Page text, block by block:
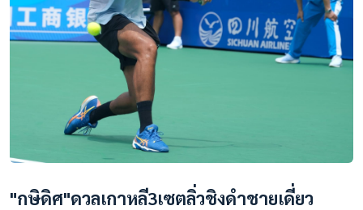
"กษิดิศ"ดวลเกาหลี3เซตลิ่วชิงดำชายเดี่ยว